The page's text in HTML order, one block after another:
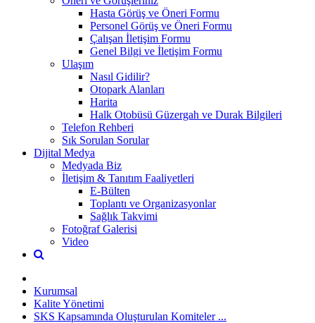
Hasta Görüş ve Öneri Formu
Personel Görüş ve Öneri Formu
Çalışan İletişim Formu
Genel Bilgi ve İletişim Formu
Ulaşım
Nasıl Gidilir?
Otopark Alanları
Harita
Halk Otobüsü Güzergah ve Durak Bilgileri
Telefon Rehberi
Sık Sorulan Sorular
Dijital Medya
Medyada Biz
İletişim & Tanıtım Faaliyetleri
E-Bülten
Toplantı ve Organizasyonlar
Sağlık Takvimi
Fotoğraf Galerisi
Video
Kurumsal
Kalite Yönetimi
SKS Kapsamında Oluşturulan Komiteler ...